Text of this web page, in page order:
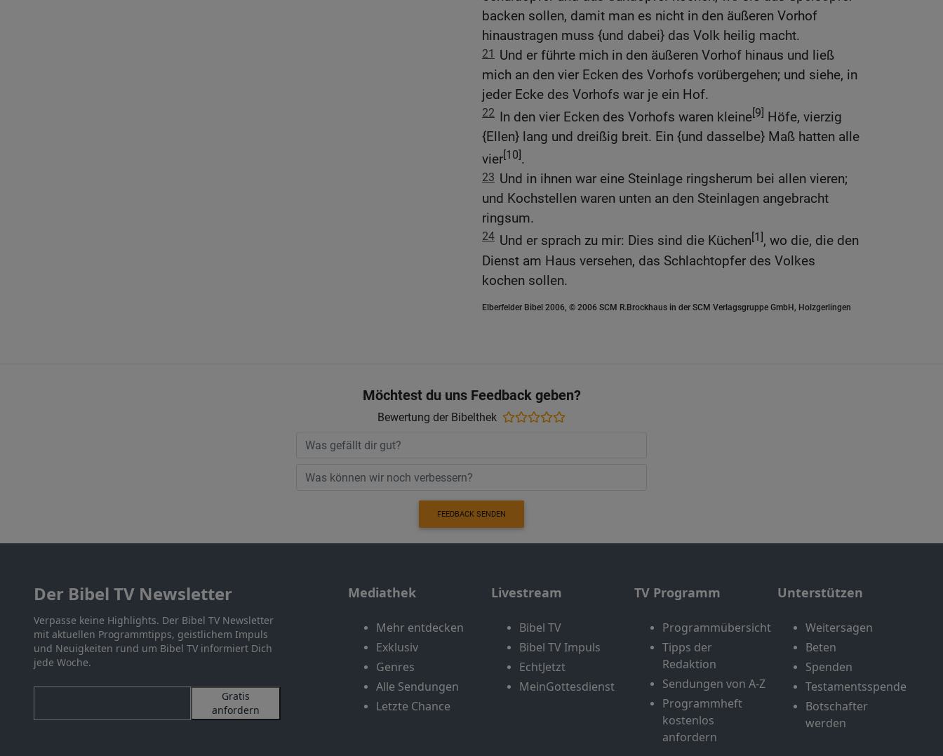
backen sollen, damit man es nicht in den äußeren Vorhof
hinaustragen muss {und dabei} das Volk heilig macht.
21 Und er führte mich in den äußeren Vorhof hinaus und ließ
mich an den vier Ecken des Vorhofs vorübergehen; und siehe, in
jeder Ecke des Vorhofs war je ein Hof.
22 In den vier Ecken des Vorhofs waren kleine[9] Höfe, vierzig
{Ellen} lang und dreißig breit. Ein {und dasselbe} Maß hatten alle
vier[10].
23 Und in ihnen war eine Steinlage ringsherum bei allen vieren;
und Kochstellen waren unten an den Steinlagen angebracht
ringsum.
24 Und er sprach zu mir: Dies sind die Küchen[1], wo die, die den
Dienst am Haus versehen, das Schlachtopfer des Volkes
kochen sollen.
Elberfelder Bibel 2006, © 2006 SCM R.Brockhaus in der SCM Verlagsgruppe GmbH, Holzgerlingen
Möchtest du uns Feedback geben?
Bewertung der Bibelthek
FEEDBACK SENDEN
Der Bibel TV Newsletter
Verpasse keine Highlights. Der Bibel TV Newsletter
mit aktuellen Programmtipps, geistlichem Impuls
und Neuigkeiten rund um Bibel TV informiert Dich
jede Woche.
Gratis
anfordern
Mediathek
Mehr entdecken
Exklusiv
Genres
Alle Sendungen
Letzte Chance
Livestream
Bibel TV
Bibel TV Impuls
EchtJetzt
MeinGottesdienst
TV Programm
Programmübersicht
Tipps der
Redaktion
Sendungen von A-Z
Programmheft
kostenlos
anfordern
Unterstützen
Weitersagen
Beten
Spenden
Testamentsspende
Botschafter
werden